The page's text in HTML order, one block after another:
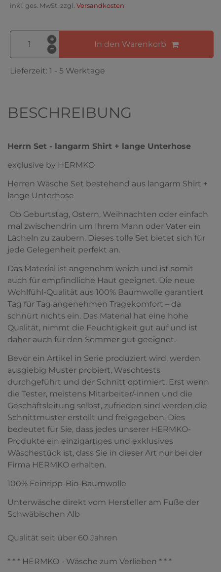
inkl. ges. MwSt. zzgl. Versandkosten
In den Warenkorb
Lieferzeit: 1 - 5 Werktage
BESCHREIBUNG
Herrn Set - langarm Shirt + lange Unterhose
exclusive by HERMKO
Herren Wäsche Set bestehend aus langarm Shirt +
lange Unterhose
Ob Geburtstag, Ostern, Weihnachten oder einfach
mal zwischendrin um Ihrem Mann oder Vater ein
Lächeln zu zaubern. Dieses tolle Set bietet sich für
jede Gelegenheit perfekt an.
Das Material ist angenehm weich und ist somit
auch für empfindliche Haut geeignet. Die neue
Wohlfühl-Qualität aus 100% Baumwolle garantiert
Tag für Tag angenehmen Tragekomfort – da
schnürt nichts ein. Das Material hat eine hohe
Qualität, nimmt die Feuchtigkeit gut auf und ist
daher auch für den Sommer gut geeignet.
Bevor ein Artikel in Serie produziert wird, werden
ausgiebig Muster probiert, Waschtests
durchgeführt und der Schnitt optimiert. Erst wenn
die Tester, meistens Mitarbeiter/-innen und die
Geschäftsleitung selbst, zufrieden sind werden die
Schnittmuster erstellt und freigegeben. Dies
bedeutet für Sie, dass jedes unserer HERMKO-
Produkte ein einzigartiges und exklusives
Wäschestück ist, dass Sie in dieser Art nur bei der
Firma HERMKO erhalten.
100% Feinripp-Bio-Baumwolle
Unterwäsche direkt vom Hersteller am Fuße der
Schwäbischen Alb
Qualität seit über 60 Jahren
* * * HERMKO - Wäsche zum Verlieben * * *